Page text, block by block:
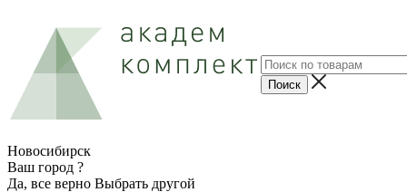
Новосибирск
Ваш город ?
Да, все верно Выбрать другой